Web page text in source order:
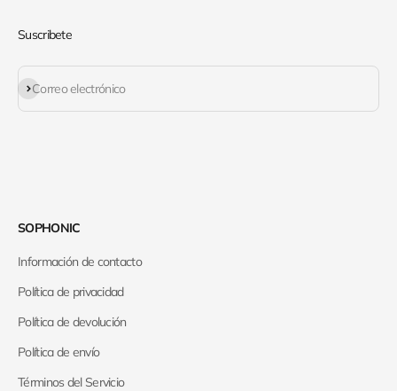
Suscribete
Correo electrónico
Suscribirse
SOPHONIC
Información de contacto
Política de privacidad
Política de devolución
Política de envío
Términos del Servicio